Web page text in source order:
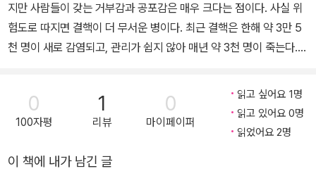
지만 사람들이 갖는 거부감과 공포감은 매우 크다는 점이다. 사실 위
험도로 따지면 결핵이 더 무서운 병이다. 최근 결핵은 한해 약 3만 5
천 명이 새로 감염되고, 관리가 쉽지 않아 매년 약 3천 명이 죽는다.
독감은 아직 한국인에게서 발생되지 않았고 에이즈의 경우도 연 발생
이 800명이 안 되고 그로 인한 사망도 약 100여 명 정도일 뿐이다.
그럼에도 불구하고 에이즈에 대한 공포감은 결핵보다 훨씬 크고 매우
리의 경우처럼 극단적이지는 않다. 왜 우리는 질병을 그렇게 무서워
0
100자평
1
리뷰
0
마이페이퍼
읽고 싶어요 1명
읽고 있어요 0명
읽었어요 2명
이 책에 내가 남긴 글